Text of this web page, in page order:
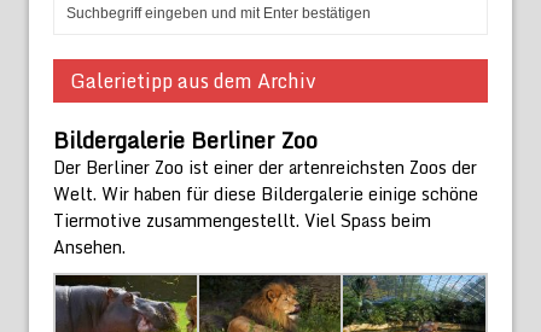
Galerietipp aus dem Archiv
Bildergalerie Berliner Zoo
Der Berliner Zoo ist einer der artenreichsten Zoos der
Welt. Wir haben für diese Bildergalerie einige schöne
Tiermotive zusammengestellt. Viel Spass beim
Ansehen.